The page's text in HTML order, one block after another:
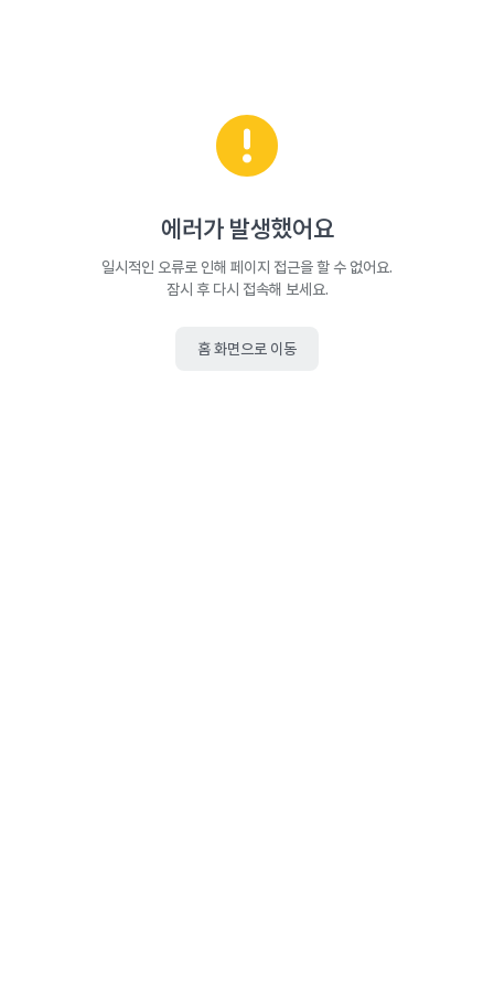
에러가 발생했어요
일시적인 오류로 인해 페이지 접근을 할 수 없어요.
잠시 후 다시 접속해 보세요.
홈 화면으로 이동